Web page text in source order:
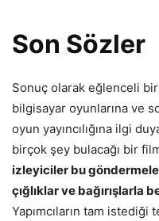
Son Sözler
Sonuç olarak eğlenceli
bilgisayar oyunlarına ve
oyun yayıncılığına ilgi
birçok şey bulacağı bir
izleyiciler bu
çığlıklar ve bağırışlarla
Yapımcıların tam istediği